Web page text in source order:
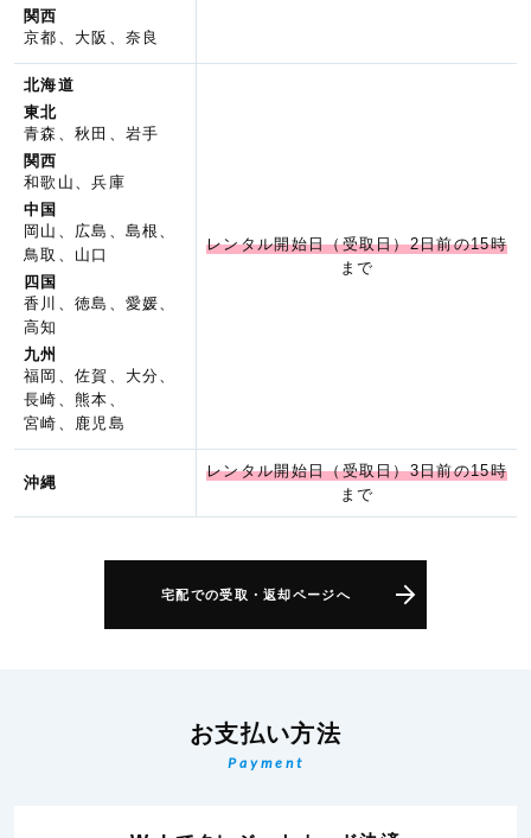
関西
京都、大阪、奈良
北海道
東北
青森、秋田、岩手
関西
和歌山、兵庫
中国
岡山、広島、島根、
鳥取、山口
四国
香川、徳島、愛媛、
高知
九州
福岡、佐賀、大分、
長崎、熊本、
宮崎、鹿児島
レンタル開始日（受取日）2日前の15時
まで
沖縄
レンタル開始日（受取日）3日前の15時
まで
宅配での受取・返却ページへ
お支払い方法
Payment